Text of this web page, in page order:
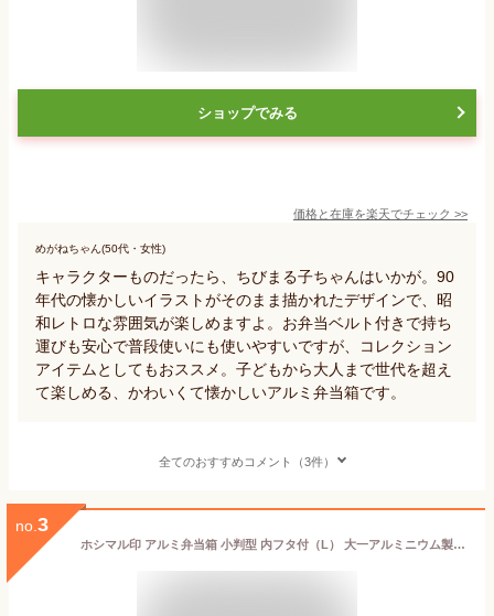
ショップでみる
価格と在庫を楽天でチェック >>
めがねちゃん(50代・女性)
キャラクターものだったら、ちびまる子ちゃんはいかが。90
年代の懐かしいイラストがそのまま描かれたデザインで、昭
和レトロな雰囲気が楽しめますよ。お弁当ベルト付きで持ち
運びも安心で普段使いにも使いやすいですが、コレクション
アイテムとしてもおススメ。子どもから大人まで世代を超え
て楽しめる、かわいくて懐かしいアルミ弁当箱です。
全てのおすすめコメント（3件）
no. 3
ホシマル印 アルミ弁当箱 小判型 内フタ付（L） 大一アルミニウム製作所 【 デザイン雑貨 お弁当箱 ランチボックス 遠足 レトロ 仕切り 日本製 】